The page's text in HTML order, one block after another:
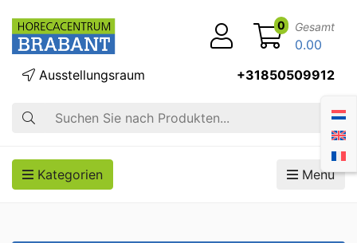
Suche
Ausstellungsraum +31850509912
0 Gesamt
0.00
Kategorien Menü